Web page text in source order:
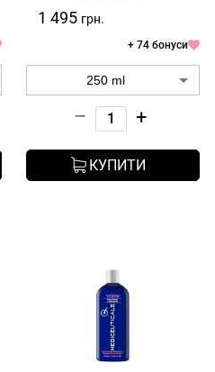
Shampoo
1 495 грн.
+ 74 бонуси
– +
КУПИТИ